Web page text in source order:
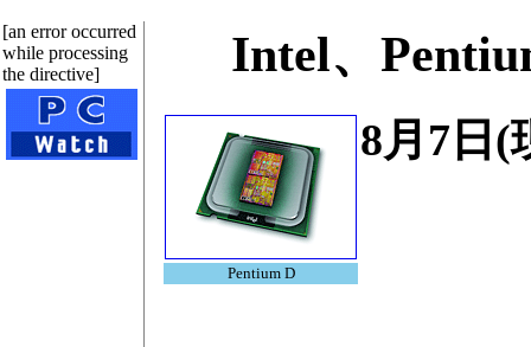
[an error occurred
while processing
the directive]
Intel、
Pentium D
8月7日